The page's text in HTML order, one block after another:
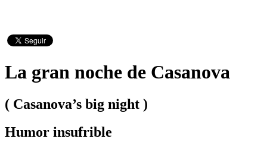
La gran noche de Casanova
( Casanova’s big night )
Humor insufrible